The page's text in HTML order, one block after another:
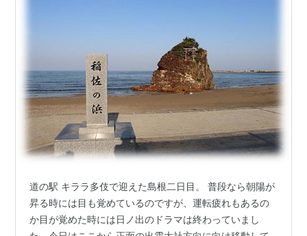
道の駅 キララ多伎で迎えた島根二日目。 普段なら朝陽が
昇る時には目も覚めているのですが、運転疲れもあるの
か目が覚めた時には日ノ出のドラマは終わっていまし